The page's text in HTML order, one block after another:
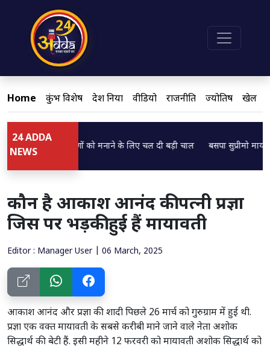
Home कुंभ विशेष देश दुनिया वीडियो राजनीति ज्योतिष खेल
24 ADDA
NEWS
पाठक ने ब्राह्मणों को मनाने के लिए चल दी बड़ी चाल Loading...बसपा सुप्रीमो मायावती
कौन है आकाश आनंद की पत्नी प्रज्ञा
जिस पर भड़की हुई हैं मायावती
Editor : Manager User | 06 March, 2025
आकाश आनंद और प्रज्ञा की शादी पिछले 26 मार्च को गुरुग्राम में हुई थी.
प्रज्ञा एक वक्त मायावती के सबसे करीबी माने जाने वाले नेता अशोक
सिद्धार्थ की बेटी हैं. इसी महीने 12 फरवरी को मायावती अशोक सिद्धार्थ को